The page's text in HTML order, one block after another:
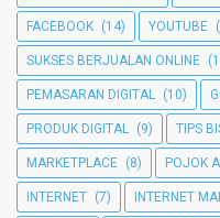
FACEBOOK (14) YOUTUBE
SUKSES BERJUALAN ONLINE
PEMASARAN DIGITAL (10)
PRODUK DIGITAL (9) TIPS
MARKETPLACE (8) POJOK
INTERNET (7) INTERNET